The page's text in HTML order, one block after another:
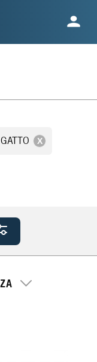
GATTO